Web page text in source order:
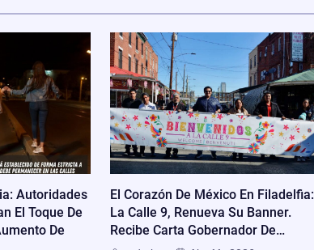
Autoridades
El Toque De
De
El Corazón De México En Filadelfia:
La Calle 9, Renueva Su Banner.
Recibe Carta Gobernador De…